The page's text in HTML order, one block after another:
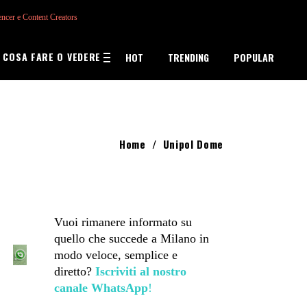
e Content Creators
COSA FARE O VEDERE HOT TRENDING POPULAR
Home / Unipol Dome
Vuoi rimanere informato su
quello che succede a Milano in
modo veloce, semplice e
diretto?Iscriviti al nostro
canale WhatsApp!